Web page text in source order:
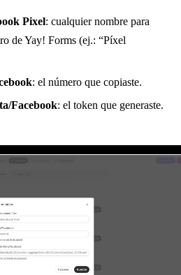
Pixel: cualquier nombre para
de Yay! Forms (ej.: “Píxel
: el número que copiaste.
Facebook: el token que generaste.